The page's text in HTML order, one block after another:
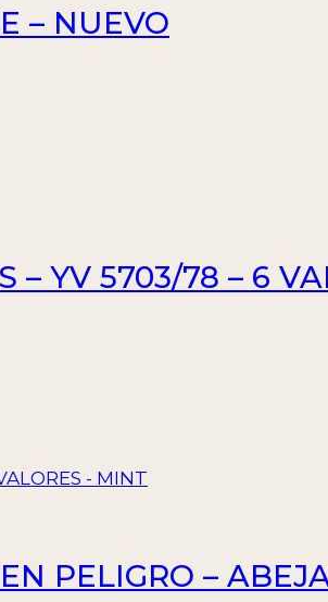
– NUEVO
– YV 5703/78 – 6
PELIGRO –